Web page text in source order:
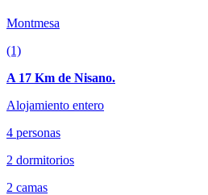
Montmesa
(1)
A 17 Km de Nisano.
Alojamiento entero
4 personas
2 dormitorios
2 camas